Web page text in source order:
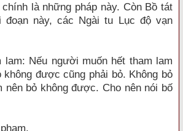
là những pháp này. Còn Bồ tát
này, các Ngài tu Lục độ vạn
lam: Nếu người muốn hết tham lam
được cũng phải bỏ. Không bỏ
nên bỏ không được. Cho nên nói bố